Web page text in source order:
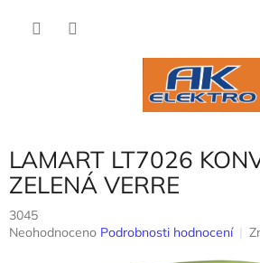
LAMART LT7026
ZELENÁ VERRE
3045
Průměrné
Neohodnoceno Podrobnosti hodnocení